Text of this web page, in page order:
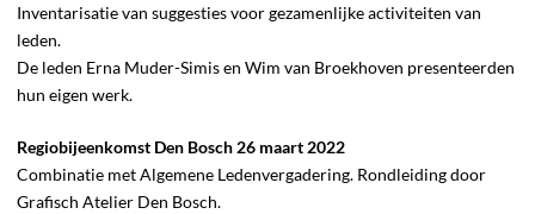
Inventarisatie van suggesties voor gezamenlijke activiteiten van
leden.
De leden Erna Muder-Simis en Wim van Broekhoven presenteerden
hun eigen werk.
Regiobijeenkomst Den Bosch 26 maart 2022
Combinatie met Algemene Ledenvergadering. Rondleiding door
Grafisch Atelier Den Bosch.